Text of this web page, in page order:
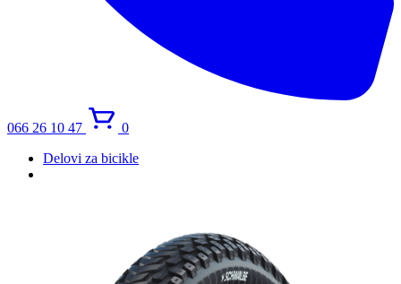
066 26 10 47
0
Delovi za bicikle